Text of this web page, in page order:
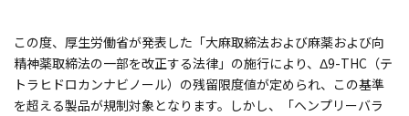
この度、厚生労働省が発表した「大麻取締法および麻薬および向
精神薬取締法の一部を改正する法律」の施行により、Δ9-THC（テ
トラヒドロカンナビノール）の残留限度値が定められ、この基準
を超える製品が規制対象となります。しかし、「ヘンプリーバラ